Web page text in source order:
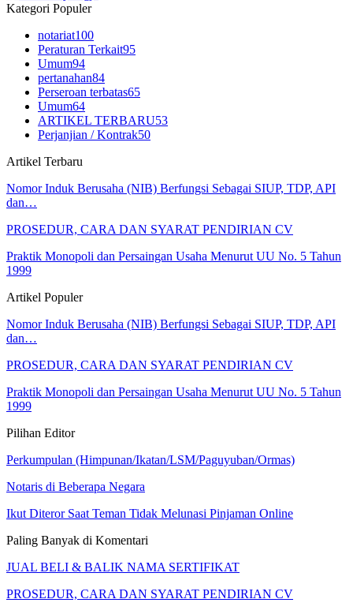
Kategori Populer
notariat100
Peraturan Terkait95
Umum94
pertanahan84
Perseroan terbatas65
Umum64
ARTIKEL TERBARU53
Perjanjian / Kontrak50
Artikel Terbaru
Nomor Induk Berusaha (NIB) Berfungsi Sebagai SIUP, TDP, API
dan…
PROSEDUR, CARA DAN SYARAT PENDIRIAN CV
Praktik Monopoli dan Persaingan Usaha Menurut UU No. 5 Tahun
1999
Artikel Populer
Nomor Induk Berusaha (NIB) Berfungsi Sebagai SIUP, TDP, API
dan…
PROSEDUR, CARA DAN SYARAT PENDIRIAN CV
Praktik Monopoli dan Persaingan Usaha Menurut UU No. 5 Tahun
1999
Pilihan Editor
Perkumpulan (Himpunan/Ikatan/LSM/Paguyuban/Ormas)
Notaris di Beberapa Negara
Ikut Diteror Saat Teman Tidak Melunasi Pinjaman Online
Paling Banyak di Komentari
JUAL BELI & BALIK NAMA SERTIFIKAT
PROSEDUR, CARA DAN SYARAT PENDIRIAN CV